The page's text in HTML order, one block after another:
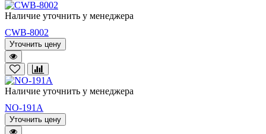
Наличие уточнить у менеджера
CWB-8002
Уточнить цену
Наличие уточнить у менеджера
NO-191A
Уточнить цену